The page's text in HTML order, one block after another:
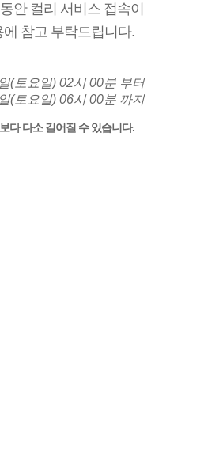
안 컬리 서비스 접속이
참고 부탁드립니다.
(토요일) 02시 00분 부터
(토요일) 06시 00분 까지
다 다소 길어질 수 있습니다.